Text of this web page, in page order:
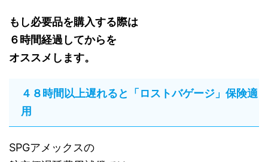
もし必要品を購入する際は
６時間経過してからを
オススメします。
４８時間以上遅れると「ロストバゲージ」保険適
用
SPGアメックスの